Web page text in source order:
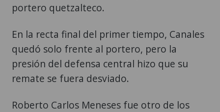
portero quetzalteco.
En la recta final del primer tiempo, Canales
quedó solo frente al portero, pero la
presión del defensa central hizo que su
remate se fuera desviado.
Roberto Carlos Meneses fue otro de los